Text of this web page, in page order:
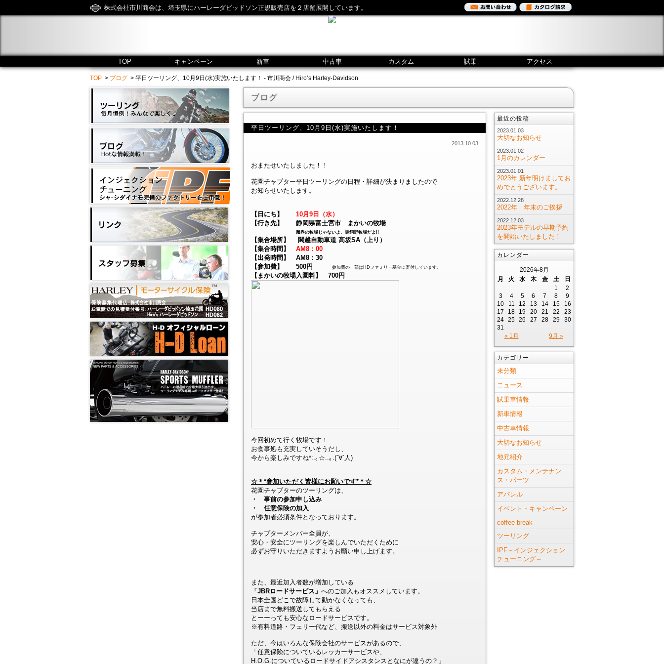
株式会社市川商会は、埼玉県にハーレーダビッドソン正規販売店を２店舗展開しています。
TOP キャンペーン 新車 中古車 カスタム 試乗 アクセス
TOP > ブログ > 平日ツーリング、10月9日(水)実施いたします！ - 市川商会 / Hiro’s Harley-Davidson
ブログ
平日ツーリング、10月9日(水)実施いたします！
2013.10.03
おまたせいたしました！！
花園チャプター平日ツーリングの日程・詳細が決まりましたので
お知らせいたします。
【日にち】 10月9日（水）
【行き先】 静岡県富士宮市 まかいの牧場
魔界の牧場じゃないよ、馬飼野牧場だよ!!
【集合場所】 関越自動車道 高坂SA（上り）
【集合時間】 AM8：00
【出発時間】 AM8：30
【参加費】 500円
参加費の一部はHDファミリー基金に寄付しています。
【まかいの牧場入園料】 700円
今回初めて行く牧場です！
お食事処も充実していそうだし、
今から楽しみですね*:.｡☆..｡.(´∀`人)
☆＊*参加いただく皆様にお願いです*＊☆
花園チャプターのツーリングは、
・ 事前の参加申し込み
・ 任意保険の加入
が参加者必須条件となっております。
チャプターメンバー全員が、
安心・安全にツーリングを楽しんでいただくために
必ずお守りいただきますようお願い申し上げます。
また、最近加入者数が増加している
「JBRロードサービス」 へのご加入もオススメしています。
日本全国どこで故障して動かなくなっても、
当店まで無料搬送してもらえる
とーーっても安心なロードサービスです。
※有料道路・フェリー代など、搬送以外の料金はサービス対象外
ただ、今はいろんな保険会社のサービスがあるので、
「任意保険についているレッカーサービスや、
H.O.G.についているロードサイドアシスタンスとなにが違うの？」
最近の投稿
2023.01.03
大切なお知らせ
2023.01.02
1月のカレンダー
2023.01.01
2023年 新年明けましてお
めでとうございます。
2022.12.28
2022年 年末のご挨拶
2022.12.03
2023年モデルの早期予約
を開始いたしました！
カレンダー
2026年8月
月
火 水 木 金 土 日
« 1月 9月 »
1
2
3
4 5 6 7 8
9
10
11 12 13 14 15
16
17
18 19 20 21 22
23
24 25 26 27 28 29
30
31
カテゴリー
未分類
ニュース
試乗車情報
新車情報
中古車情報
大切なお知らせ
地元紹介
カスタム・メンテナン
ス・パーツ
アパレル
イベント・キャンペーン
coffee break
ツーリング
IPF～インジェクション
チューニング～